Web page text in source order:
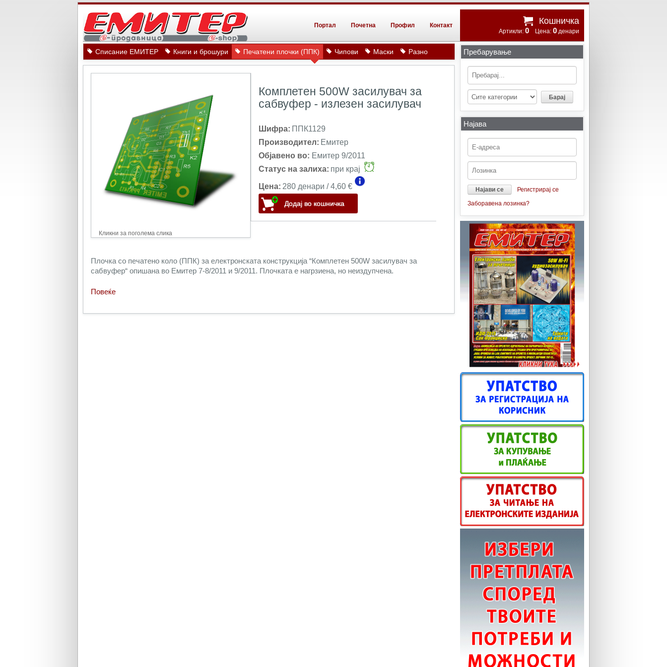
Кошничка
Артикли: 0 Цена: 0 денари
Портал Почетна Профил Контакт
Списание ЕМИТЕР Книги и брошури Печатени плочки (ППК) Чипови Маски Разно
Кликни за поголема слика
Комплетен 500W засилувач за
сабвуфер - излезен засилувач
Шифра: ППК1129
Производител: Емитер
Објавено во: Емитер 9/2011
Статус на залиха: при крај
Цена: 280 денари / 4,60 €
Плочка со печатено коло (ППК) за електронската конструкција “Комплетен 500W засилувач за
сабвуфер“ опишана во Емитер 7-8/2011 и 9/2011. Плочката е нагрзиена, но неиздупчена.
Повеќе
Пребарување
Најава
Регистрирај се
Заборавена лозинка?